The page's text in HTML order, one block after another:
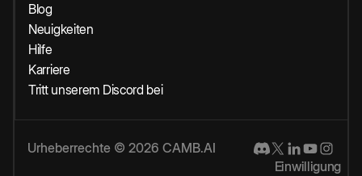
Blog
Neuigkeiten
Hilfe
Karriere
Tritt unserem Discord bei
Urheberrechte © 2026 CAMB.AI
Einwilligung